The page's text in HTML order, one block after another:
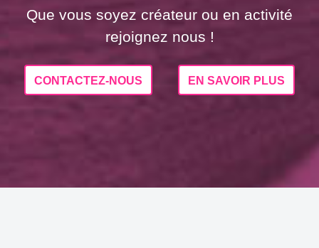
Que vous soyez créateur ou en activité
rejoignez nous !
CONTACTEZ-NOUS EN SAVOIR PLUS